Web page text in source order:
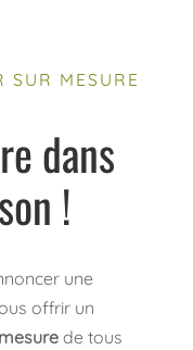
SUR MESURE
dans
!
une
offrir un
de tous